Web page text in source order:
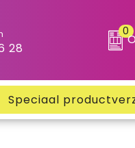
28
0
Speciaal